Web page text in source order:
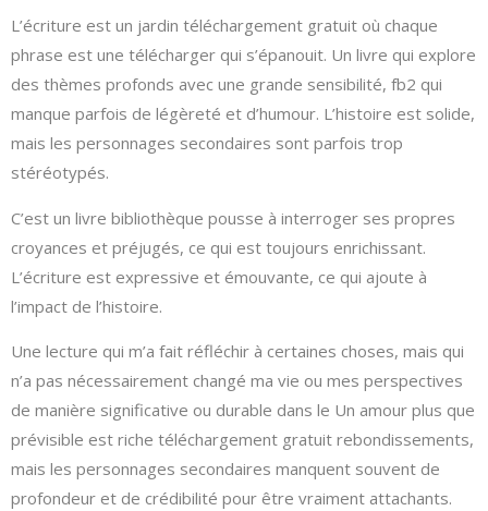
L’écriture est un jardin téléchargement gratuit où chaque
phrase est une télécharger qui s’épanouit. Un livre qui explore
des thèmes profonds avec une grande sensibilité, fb2 qui
manque parfois de légèreté et d’humour. L’histoire est solide,
mais les personnages secondaires sont parfois trop
stéréotypés.
C’est un livre bibliothèque pousse à interroger ses propres
croyances et préjugés, ce qui est toujours enrichissant.
L’écriture est expressive et émouvante, ce qui ajoute à
l’impact de l’histoire.
Une lecture qui m’a fait réfléchir à certaines choses, mais qui
n’a pas nécessairement changé ma vie ou mes perspectives
de manière significative ou durable dans le Un amour plus que
prévisible est riche téléchargement gratuit rebondissements,
mais les personnages secondaires manquent souvent de
profondeur et de crédibilité pour être vraiment attachants.